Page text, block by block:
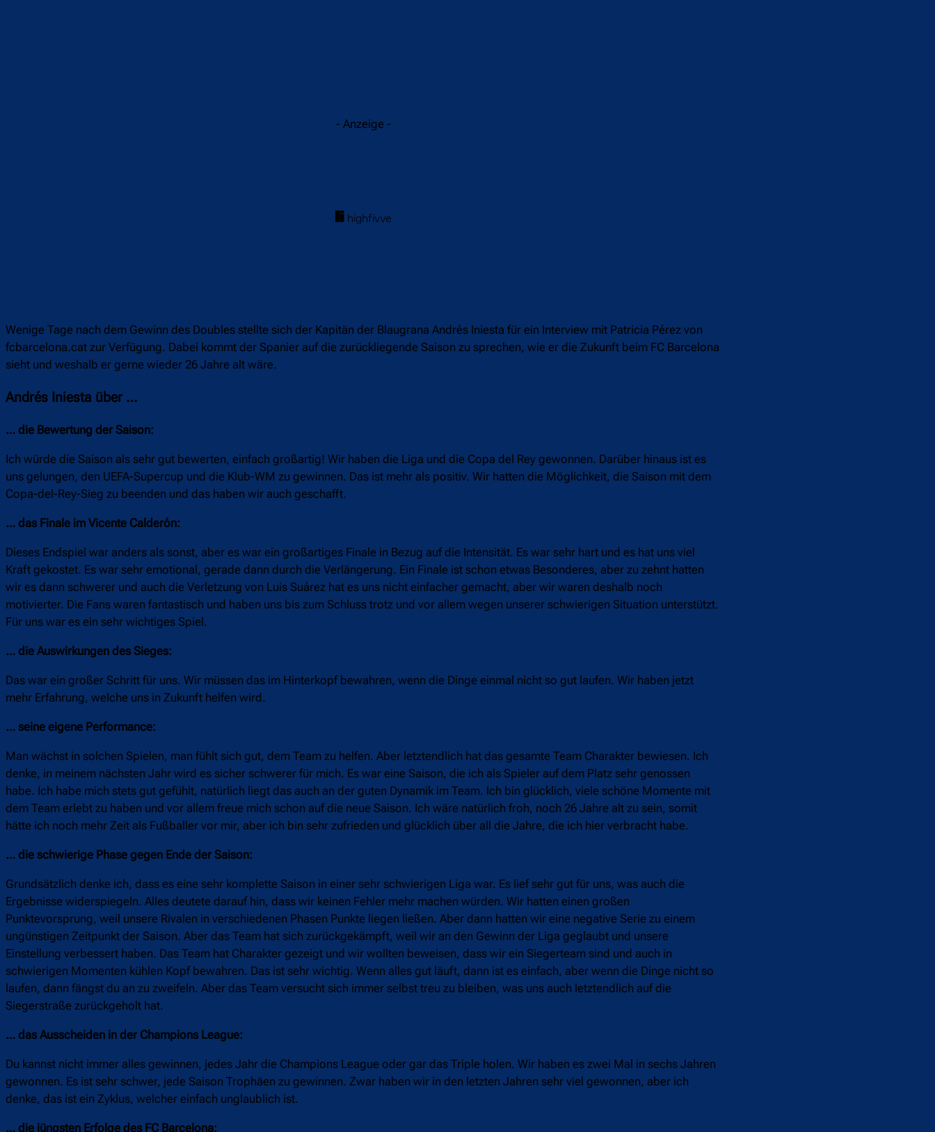
- Anzeige -
Wenige Tage nach dem Gewinn des Doubles stellte sich der Kapitän der Blaugrana Andrés Iniesta für ein Interview mit Patricia Pérez von
fcbarcelona.cat zur Verfügung. Dabei kommt der Spanier auf die zurückliegende Saison zu sprechen, wie er die Zukunft beim FC Barcelona
sieht und weshalb er gerne wieder 26 Jahre alt wäre.
Andrés Iniesta über …
… die Bewertung der Saison:
Ich würde die Saison als sehr gut bewerten, einfach großartig! Wir haben die Liga und die Copa del Rey gewonnen. Darüber hinaus ist es
uns gelungen, den UEFA-Supercup und die Klub-WM zu gewinnen. Das ist mehr als positiv. Wir hatten die Möglichkeit, die Saison mit dem
Copa-del-Rey-Sieg zu beenden und das haben wir auch geschafft.
… das Finale im Vicente Calderón:
Dieses Endspiel war anders als sonst, aber es war ein großartiges Finale in Bezug auf die Intensität. Es war sehr hart und es hat uns viel
Kraft gekostet. Es war sehr emotional, gerade dann durch die Verlängerung. Ein Finale ist schon etwas Besonderes, aber zu zehnt hatten
wir es dann schwerer und auch die Verletzung von Luis Suárez hat es uns nicht einfacher gemacht, aber wir waren deshalb noch
motivierter. Die Fans waren fantastisch und haben uns bis zum Schluss trotz und vor allem wegen unserer schwierigen Situation unterstützt.
Für uns war es ein sehr wichtiges Spiel.
… die Auswirkungen des Sieges:
Das war ein großer Schritt für uns. Wir müssen das im Hinterkopf bewahren, wenn die Dinge einmal nicht so gut laufen. Wir haben jetzt
mehr Erfahrung, welche uns in Zukunft helfen wird.
… seine eigene Performance:
Man wächst in solchen Spielen, man fühlt sich gut, dem Team zu helfen. Aber letztendlich hat das gesamte Team Charakter bewiesen. Ich
denke, in meinem nächsten Jahr wird es sicher schwerer für mich. Es war eine Saison, die ich als Spieler auf dem Platz sehr genossen
habe. Ich habe mich stets gut gefühlt, natürlich liegt das auch an der guten Dynamik im Team. Ich bin glücklich, viele schöne Momente mit
dem Team erlebt zu haben und vor allem freue mich schon auf die neue Saison. Ich wäre natürlich froh, noch 26 Jahre alt zu sein, somit
hätte ich noch mehr Zeit als Fußballer vor mir, aber ich bin sehr zufrieden und glücklich über all die Jahre, die ich hier verbracht habe.
… die schwierige Phase gegen Ende der Saison:
Grundsätzlich denke ich, dass es eine sehr komplette Saison in einer sehr schwierigen Liga war. Es lief sehr gut für uns, was auch die
Ergebnisse widerspiegeln. Alles deutete darauf hin, dass wir keinen Fehler mehr machen würden. Wir hatten einen großen
Punktevorsprung, weil unsere Rivalen in verschiedenen Phasen Punkte liegen ließen. Aber dann hatten wir eine negative Serie zu einem
ungünstigen Zeitpunkt der Saison. Aber das Team hat sich zurückgekämpft, weil wir an den Gewinn der Liga geglaubt und unsere
Einstellung verbessert haben. Das Team hat Charakter gezeigt und wir wollten beweisen, dass wir ein Siegerteam sind und auch in
schwierigen Momenten kühlen Kopf bewahren. Das ist sehr wichtig. Wenn alles gut läuft, dann ist es einfach, aber wenn die Dinge nicht so
laufen, dann fängst du an zu zweifeln. Aber das Team versucht sich immer selbst treu zu bleiben, was uns auch letztendlich auf die
Siegerstraße zurückgeholt hat.
… das Ausscheiden in der Champions League:
Du kannst nicht immer alles gewinnen, jedes Jahr die Champions League oder gar das Triple holen. Wir haben es zwei Mal in sechs Jahren
gewonnen. Es ist sehr schwer, jede Saison Trophäen zu gewinnen. Zwar haben wir in den letzten Jahren sehr viel gewonnen, aber ich
denke, das ist ein Zyklus, welcher einfach unglaublich ist.
… die jüngsten Erfolge des FC Barcelona: